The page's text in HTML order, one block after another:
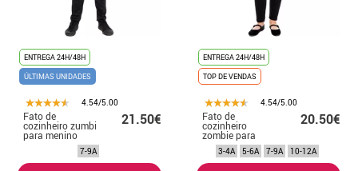
ENTREGA 24H/48H
ÚLTIMAS UNIDADES
4.54/5.00
Fato de
cozinheiro zumbi
para menino
21.50€
7-9A
ENTREGA 24H/48H
TOP DE VENDAS
4.54/5.00
Fato de
cozinheiro
zombie para
menina
20.50€
3-4A 5-6A 7-9A 10-12A